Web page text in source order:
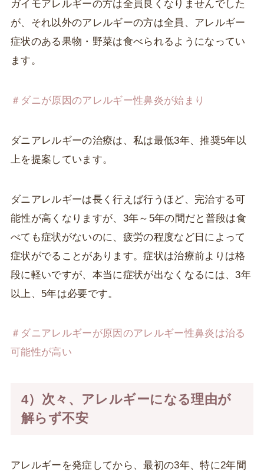
ガイモアレルギーの方は全員良くなりませんでした
が、それ以外のアレルギーの方は全員、アレルギー
症状のある果物・野菜は食べられるようになってい
ます。
＃ダニが原因のアレルギー性鼻炎が始まり
ダニアレルギーの治療は、私は最低3年、推奨5年以
上を提案しています。
ダニアレルギーは長く行えば行うほど、完治する可
能性が高くなりますが、3年～5年の間だと普段は食
べても症状がないのに、疲労の程度など日によって
症状がでることがあります。症状は治療前よりは格
段に軽いですが、本当に症状が出なくなるには、3年
以上、5年は必要です。
＃ダニアレルギーが原因のアレルギー性鼻炎は治る
可能性が高い
4）次々、アレルギーになる理由が
解らず不安
アレルギーを発症してから、最初の3年、特に2年間